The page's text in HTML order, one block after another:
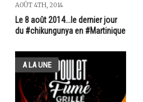
AOÛT 4TH, 2014
Le 8 août 2014...le dernier jour
du #chikungunya en #Martinique
A LA UNE